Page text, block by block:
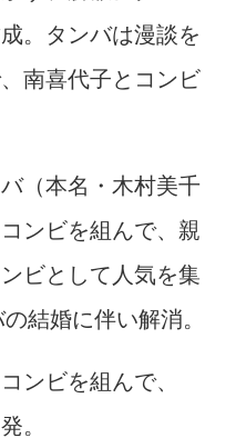
。タンバは漫談を
南喜代子とコンビ
（本名・木村美千
ンビを組んで、親
ビとして人気を集
結婚に伴い解消。
ンビを組んで、
。